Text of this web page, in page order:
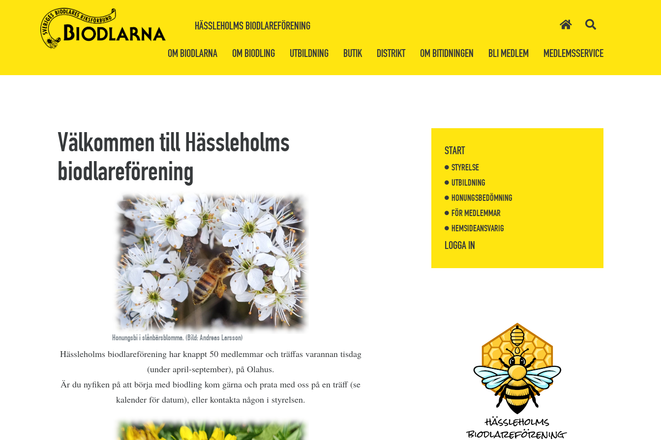
HÄSSLEHOLMS BIODLAREFÖRENING
OM BIODLARNA OM BIODLING UTBILDNING BUTIK DISTRIKT OM BITIDNINGEN BLI MEDLEM MEDLEMSSERVICE
Välkommen till Hässleholms
biodlareförening
Honungsbi i slånbärsblomma. (Bild: Andreas Larsson)
Hässleholms biodlareförening har knappt 50 medlemmar och träffas varannan tisdag
(under april-september), på Olahus.
Är du nyfiken på att börja med biodling kom gärna och prata med oss på en träff (se
kalender för datum), eller kontakta någon i styrelsen.
START
STYRELSE
UTBILDNING
HONUNGSBEDÖMNING
FÖR MEDLEMMAR
HEMSIDEANSVARIG
LOGGA IN